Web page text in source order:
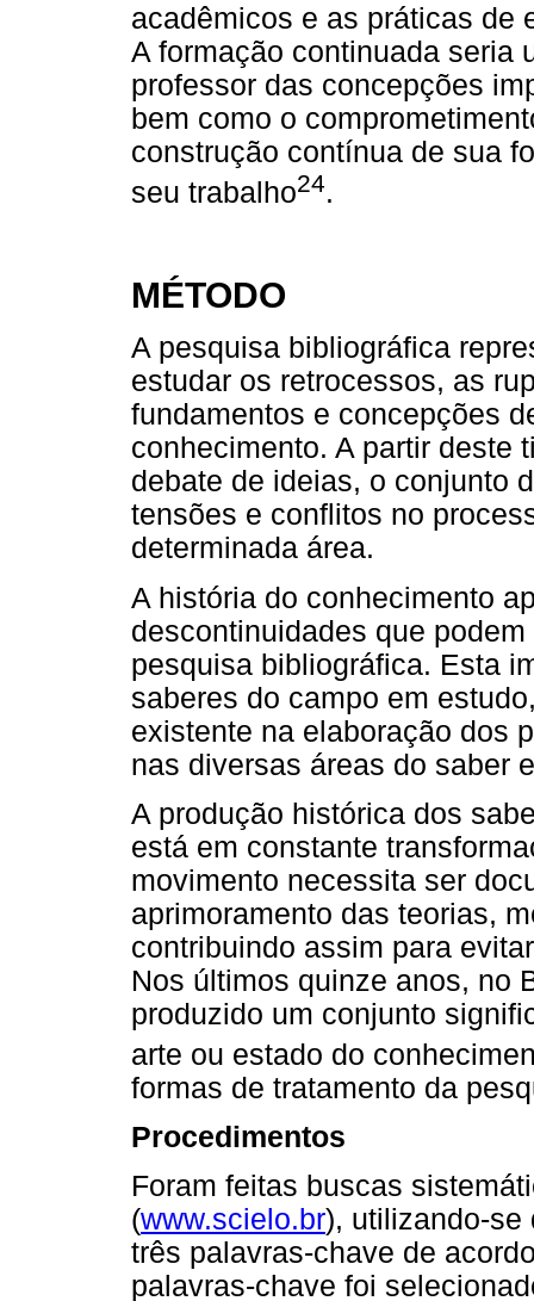
acadêmicos e as práticas de
A formação continuada seria
professor das concepções
bem como o
construção contínua de sua
seu trabalho24.
MÉTODO
A pesquisa bibliográfica
estudar os retrocessos, as
fundamentos e concepções
conhecimento. A partir deste
debate de ideias, o conjunto
tensões e conflitos no
determinada área.
A história do conhecimento
descontinuidades que
pesquisa bibliográfica. Esta
saberes do campo em
existente na elaboração dos
nas diversas áreas do saber
A produção histórica dos
está em constante
movimento necessita ser
aprimoramento das teorias,
contribuindo assim para
Nos últimos quinze anos, no
produzido um conjunto
arte ou estado do
formas de tratamento da
Procedimentos
Foram feitas buscas
(www.scielo.br), utilizando-se
três palavras-chave de
palavras-chave foi